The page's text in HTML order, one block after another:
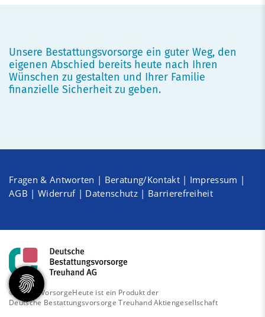
Unsere Bestattungsvorsorge ein guter Weg, den
eigenen Abschied bereits heute nach Ihren
Wünschen zu gestalten und Ihrer Familie
finanzielle Sicherheit zu geben.
Fragen & Antworten | Beratung/Kontakt| Impressum |
AGB | Widerruf| Datenschutz | Barrierefreiheit
© 2026 - VorsorgeHeute ist ein Produkt der
Deutsche Bestattungsvorsorge Treuhand Aktiengesellschaft